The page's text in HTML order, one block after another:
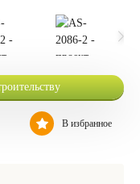
В избранное